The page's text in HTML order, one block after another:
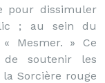
pour dissimuler
; au sein du
Mesmer. » Ce
de soutenir les
Sorcière rouge